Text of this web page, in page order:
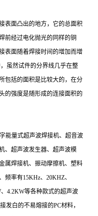
面凸出的地方，它的总面积
前经过电化抛光的同样的铜
表面随着焊接时间的增加而增
虽然试件的分界线几乎在整
包括的面积是比较大的，在分
的强度是随形成的连接面积的
量式超声波焊接机、超音波
、超声波发生器、超声波模
属焊接机、振动摩擦机、塑料
率有15KHz、20KHZ、
4.2KW等各种款式的超声波
发白的不易熔接的PC材料，